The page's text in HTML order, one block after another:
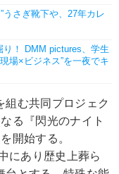
うさぎ靴下や、27年カレ
り！ DMM pictures、学生
場×ビジネス”を一夜でキ
む共同プロジェク
る『閃光のナイト
開始する。
にあり歴史上葬ら